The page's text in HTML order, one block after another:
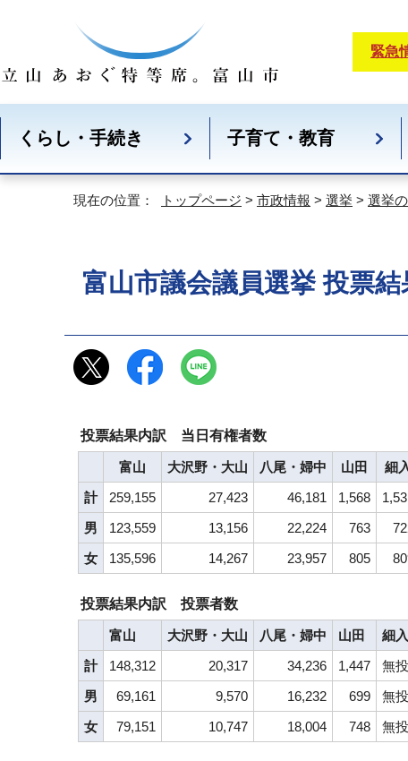
緊急
くらし・手続き 子育て・教育
現在の位置： トップページ > 市政情報 > 選挙 > 選挙
富山市議会議員選挙 投票
投票結果内訳 当日有権者数
富山 大沢野・大山 八尾・婦中 山田
細
計
259,155 27,423 46,181 1,568
男
123,559 13,156 22,224 763
女
135,596 14,267 23,957 805
投票結果内訳 投票者数
富山 大沢野・大山 八尾・婦中 山田
細入
計
148,312 20,317 34,236 1,447
無
男
69,161 9,570 16,232 699
無
女
79,151 10,747 18,004 748 無